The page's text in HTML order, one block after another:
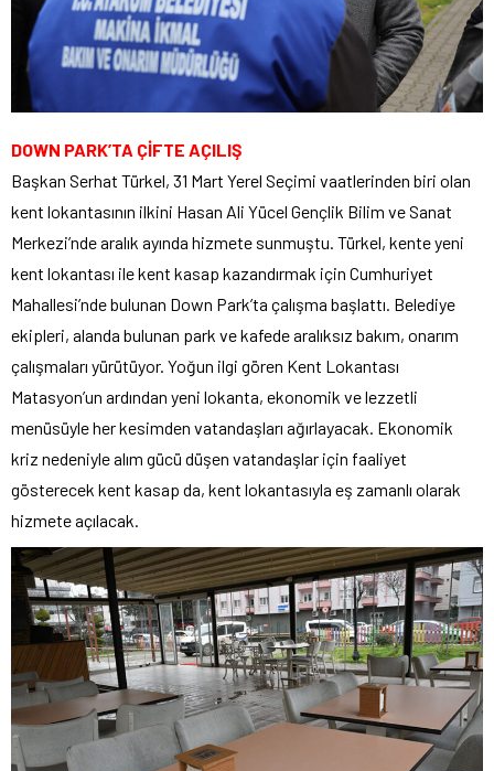
DOWN PARK’TA ÇİFTE AÇILIŞ
Başkan Serhat Türkel, 31 Mart Yerel Seçimi vaatlerinden biri olan
kent lokantasının ilkini Hasan Ali Yücel Gençlik Bilim ve Sanat
Merkezi’nde aralık ayında hizmete sunmuştu. Türkel, kente yeni
kent lokantası ile kent kasap kazandırmak için Cumhuriyet
Mahallesi’nde bulunan Down Park’ta çalışma başlattı. Belediye
ekipleri, alanda bulunan park ve kafede aralıksız bakım, onarım
çalışmaları yürütüyor. Yoğun ilgi gören Kent Lokantası
Matasyon’un ardından yeni lokanta, ekonomik ve lezzetli
menüsüyle her kesimden vatandaşları ağırlayacak. Ekonomik
kriz nedeniyle alım gücü düşen vatandaşlar için faaliyet
gösterecek kent kasap da, kent lokantasıyla eş zamanlı olarak
hizmete açılacak.